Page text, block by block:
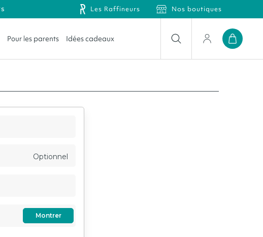
Les Raffineurs Nos boutiques
à 6 ans
Jeux d'adresse & construction
& à l'école
La nuit & la sieste
Mobiles et déco en tout genre
Pour les parents Idées cadeaux
Vacances d'été
Rentrée des classes
Trixie
Optionnel
Montrer